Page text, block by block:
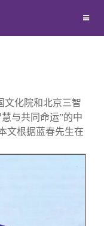
文化院和北京三智
与共同命运”的中
文根据蓝春先生在